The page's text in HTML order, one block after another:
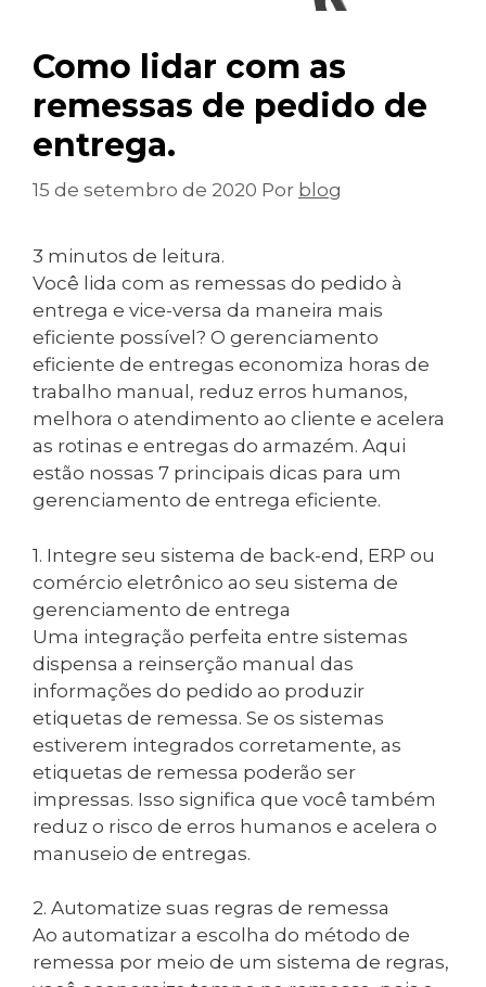
Como lidar com as
remessas de pedido de
entrega.
15 de setembro de 2020 Por blog
3 minutos de leitura.
Você lida com as remessas do pedido à
entrega e vice-versa da maneira mais
eficiente possível? O gerenciamento
eficiente de entregas economiza horas de
trabalho manual, reduz erros humanos,
melhora o atendimento ao cliente e acelera
as rotinas e entregas do armazém. Aqui
estão nossas 7 principais dicas para um
gerenciamento de entrega eficiente.
1. Integre seu sistema de back-end, ERP ou
comércio eletrônico ao seu sistema de
gerenciamento de entrega
Uma integração perfeita entre sistemas
dispensa a reinserção manual das
informações do pedido ao produzir
etiquetas de remessa. Se os sistemas
estiverem integrados corretamente, as
etiquetas de remessa poderão ser
impressas. Isso significa que você também
reduz o risco de erros humanos e acelera o
manuseio de entregas.
2. Automatize suas regras de remessa
Ao automatizar a escolha do método de
remessa por meio de um sistema de regras,